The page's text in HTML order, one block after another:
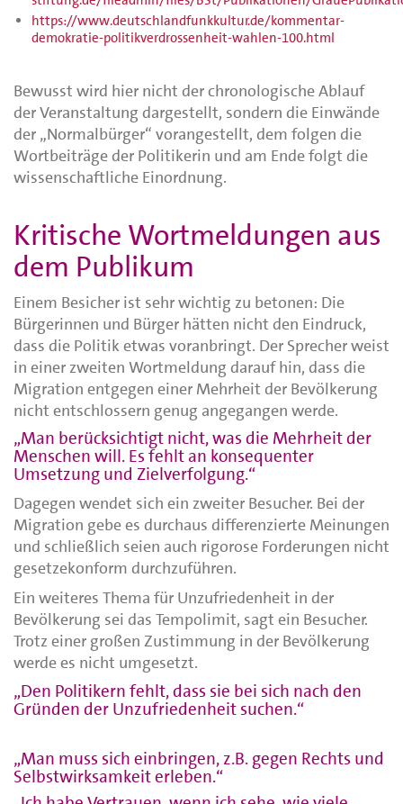
https://www.deutschlandfunkkultur.de/kommentar-
demokratie-politikverdrossenheit-wahlen-100.html
Bewusst wird hier nicht der chronologische Ablauf
der Veranstaltung dargestellt, sondern die Einwände
der „Normalbürger“ vorangestellt, dem folgen die
Wortbeiträge der Politikerin und am Ende folgt die
wissenschaftliche Einordnung.
Kritische Wortmeldungen aus
dem Publikum
Einem Besicher ist sehr wichtig zu betonen: Die
Bürgerinnen und Bürger hätten nicht den Eindruck,
dass die Politik etwas voranbringt. Der Sprecher weist
in einer zweiten Wortmeldung darauf hin, dass die
Migration entgegen einer Mehrheit der Bevölkerung
nicht entschlossern genug angegangen werde.
„Man berücksichtigt nicht, was die Mehrheit der
Menschen will. Es fehlt an konsequenter
Umsetzung und Zielverfolgung.“
Dagegen wendet sich ein zweiter Besucher. Bei der
Migration gebe es durchaus differenzierte Meinungen
und schließlich seien auch rigorose Forderungen nicht
gesetzekonform durchzuführen.
Ein weiteres Thema für Unzufriedenheit in der
Bevölkerung sei das Tempolimit, sagt ein Besucher.
Trotz einer großen Zustimmung in der Bevölkerung
werde es nicht umgesetzt.
„Den Politikern fehlt, dass sie bei sich nach den
Gründen der Unzufriedenheit suchen.“
„Man muss sich einbringen, z.B. gegen Rechts und
Selbstwirksamkeit erleben.“